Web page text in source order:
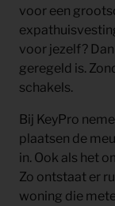
voor een
voor jezelf?
geregeld is.
schakels.
Bij KeyPro
plaatsen de
in. Ook als het
Zo ontstaat er
woning die